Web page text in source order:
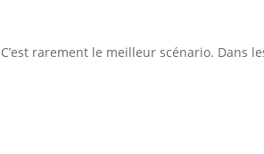
rarement le meilleur scénario. Dans